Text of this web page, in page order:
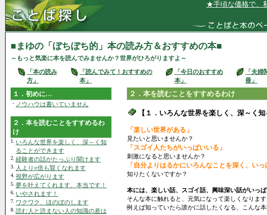
★手頃な価格で、私にぴっ
■まゆの「ぼちぼち的」本の読み方＆おすすめの本■
～もっと気楽に本を読んでみませんか？世界がひろがりますよ～
「本の読み
方」
「読んでみて！おすすめの
本」
「今日のおすすめ
本」
「夫
冊」
１．初めに…
・ ノウハウは書いていません
２．本を読むことをすすめるわ
け
1.
いろんな世界を楽しく、深～く知
ることができます
2. 経験者の話がたっぷり聞けます
3. 人より○倍も賢くなれます
4. 視野が広がります
5. 夢を叶えてくれます、本当です！
6. いやされます！
7. ワクワク、ほのぼのします
8. 読む人と読まない人の知識の差は
２．本を読むことをすすめるわけ
【１．いろんな世界を楽しく、深～く知
「楽しい世界がある」
見たいと思いませんか？
「スゴイ人たちがいっぱいいる」
刺激になると思いませんか？
「自分よりはるかにいろんなことを深く、いっ
知りたくないですか？
本には、楽しい話、スゴイ話、興味深い話がいっぱ
そんな本に触れると、元気になって楽しくなります
例えば知っていたら誰かに話したくなる、こんな